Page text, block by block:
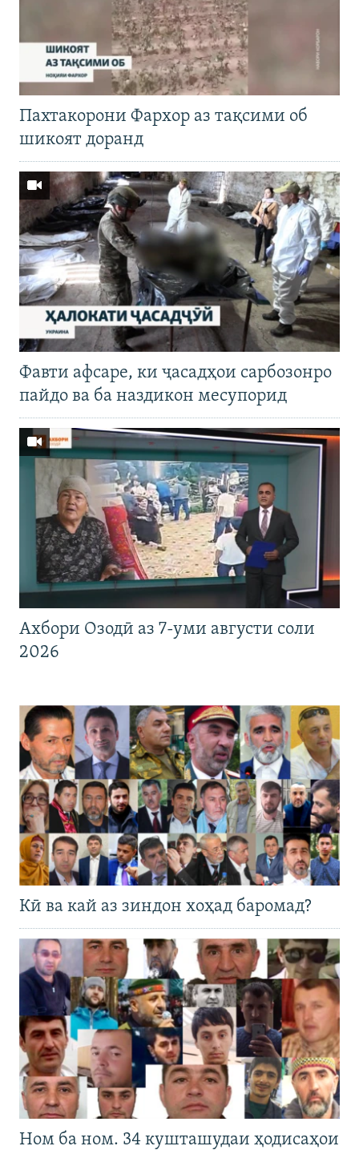
Пахтакорони Фархор аз тақсими об
шикоят доранд
Фавти афсаре, ки ҷасадҳои сарбозонро
пайдо ва ба наздикон месупорид
Ахбори Озодӣ аз 7-уми августи соли
2026
Кӣ ва кай аз зиндон хоҳад баромад?
Ном ба ном. 34 кушташудаи ҳодисаҳои